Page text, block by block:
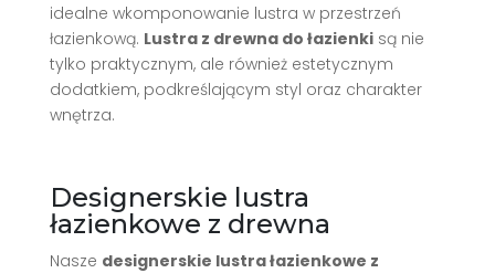
idealne wkomponowanie lustra w przestrzeń
łazienkową. Lustra z drewna do łazienkisą nie
tylko praktycznym, ale również estetycznym
dodatkiem, podkreślającym styl oraz charakter
wnętrza.
Designerskie lustra
łazienkowe z drewna
Nasze designerskie lustra łazienkowe z